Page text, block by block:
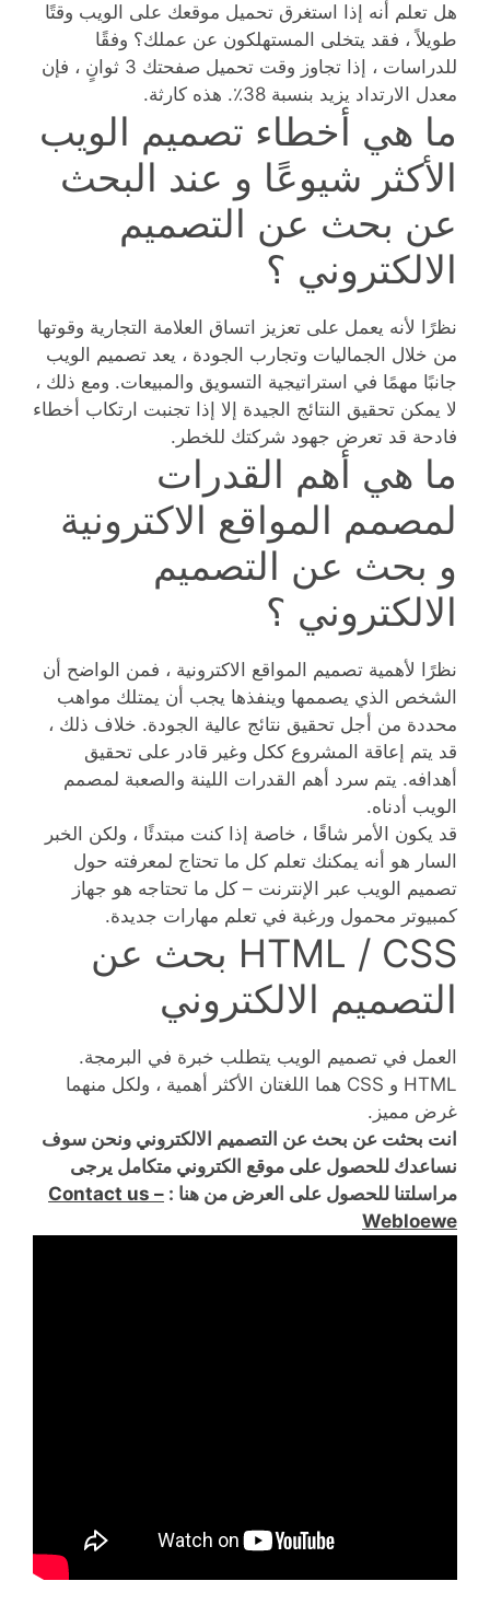
هل تعلم أنه إذا استغرق تحميل موقعك على الويب وقتًا
طويلاً ، فقد يتخلى المستهلكون عن عملك؟ وفقًا
للدراسات ، إذا تجاوز وقت تحميل صفحتك 3 ثوانٍ ، فإن
معدل الارتداد يزيد بنسبة 38٪. هذه كارثة.
ما هي أخطاء تصميم الويب
الأكثر شيوعًا و عند البحث
عن بحث عن التصميم
الالكتروني ؟
نظرًا لأنه يعمل على تعزيز اتساق العلامة التجارية وقوتها
من خلال الجماليات وتجارب الجودة ، يعد تصميم الويب
جانبًا مهمًا في استراتيجية التسويق والمبيعات. ومع ذلك ،
لا يمكن تحقيق النتائج الجيدة إلا إذا تجنبت ارتكاب أخطاء
فادحة قد تعرض جهود شركتك للخطر.
ما هي أهم القدرات
لمصمم المواقع الاكترونية
و بحث عن التصميم
الالكتروني ؟
نظرًا لأهمية تصميم المواقع الاكترونية ، فمن الواضح أن
الشخص الذي يصممها وينفذها يجب أن يمتلك مواهب
محددة من أجل تحقيق نتائج عالية الجودة. خلاف ذلك ،
قد يتم إعاقة المشروع ككل وغير قادر على تحقيق
أهدافه. يتم سرد أهم القدرات اللينة والصعبة لمصمم
الويب أدناه.
قد يكون الأمر شاقًا ، خاصة إذا كنت مبتدئًا ، ولكن الخبر
السار هو أنه يمكنك تعلم كل ما تحتاج لمعرفته حول
تصميم الويب عبر الإنترنت – كل ما تحتاجه هو جهاز
كمبيوتر محمول ورغبة في تعلم مهارات جديدة.
HTML / CSS بحث عن
التصميم الالكتروني
العمل في تصميم الويب يتطلب خبرة في البرمجة.
HTML و CSS هما اللغتان الأكثر أهمية ، ولكل منهما
غرض مميز.
انت بحثت عن بحث عن التصميم الالكتروني ونحن سوف
نساعدك للحصول على موقع الكتروني متكامل يرجى
مراسلتنا للحصول على العرض من هنا : Contact us –
Webloewe